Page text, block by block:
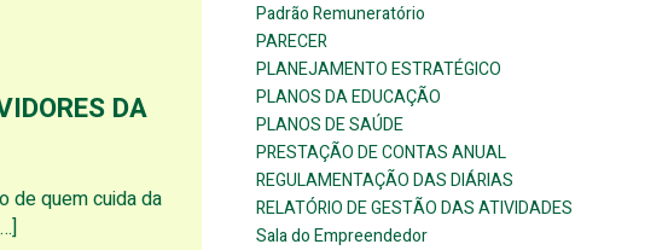
DA
de quem cuida da
Padrão Remuneratório
PARECER
PLANEJAMENTO ESTRATÉGICO
PLANOS DA EDUCAÇÃO
PLANOS DE SAÚDE
PRESTAÇÃO DE CONTAS ANUAL
REGULAMENTAÇÃO DAS DIÁRIAS
RELATÓRIO DE GESTÃO DAS ATIVIDADES
Sala do Empreendedor